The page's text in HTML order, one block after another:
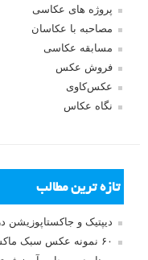
پروژه های عکاسی
مصاحبه با عکاسان
مسابقه عکاسی
فروش عکس
عکس‌کاوی
نگاه عکاس
تازه ترین مطالب
دیپتیک و جاکستا‌پوزیشن
۶۰ نمونه عکس سبک ماکسیمالیسم